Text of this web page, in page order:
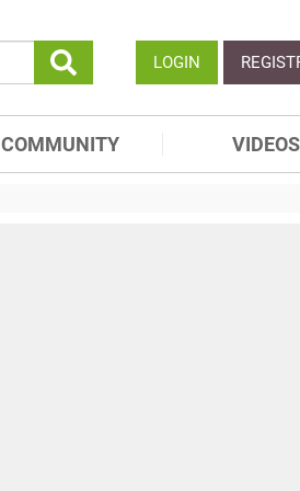
LOGIN
COMMUNITY VIDEOS